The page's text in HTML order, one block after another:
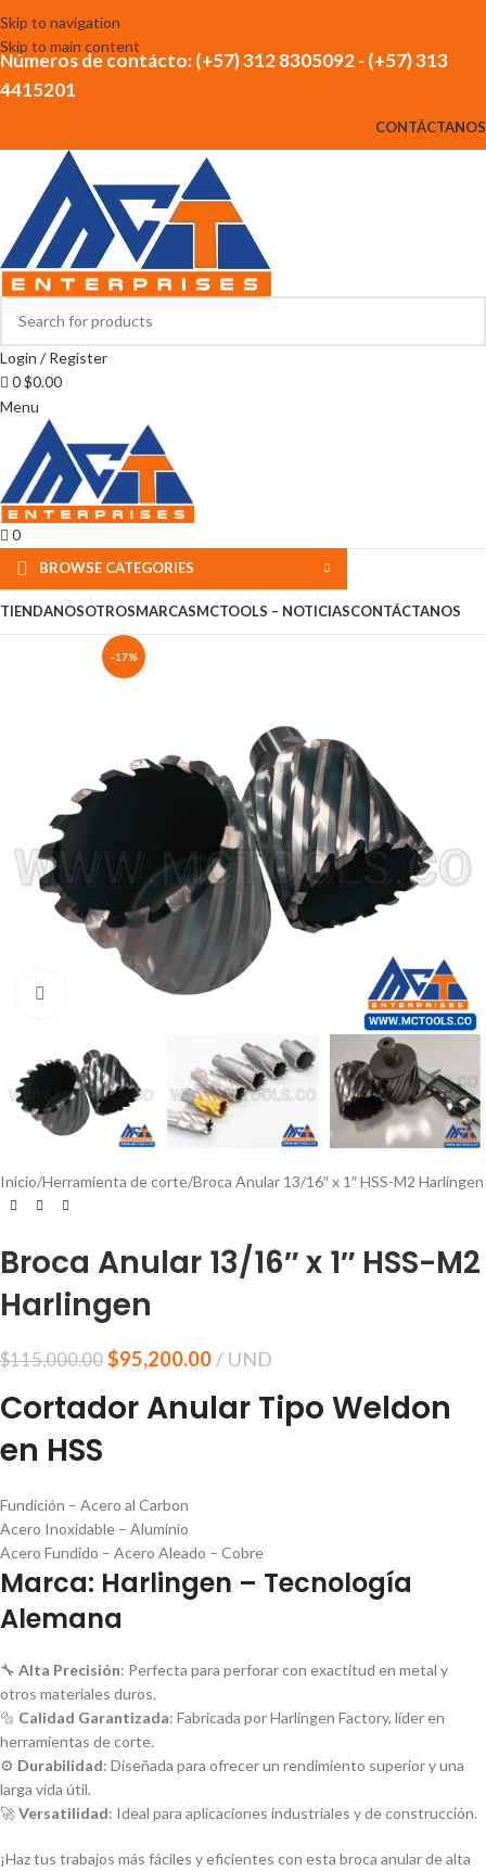
Skip to navigation
Skip to main content
Números de contácto: (+57) 312 8305092 - (+57) 313
4415201
CONTÁCTANOS
Login / Register
0$0.00
Menu
0
BROWSE CATEGORIES
TIENDANOSOTROSMARCASMCTOOLS – NOTICIASCONTÁCTANOS
-17%
Click to enlarge
Inicio Herramienta de corte Broca Anular 13/16″ x 1″ HSS-M2 Harlingen
Broca Anular 13/16″ x 1″ HSS-M2
Harlingen
$115,000.00 $95,200.00 UND
Cortador Anular Tipo Weldon
en HSS
Fundición – Acero al Carbon
Acero Inoxidable – Aluminio
Acero Fundido – Acero Aleado – Cobre
Marca: Harlingen – Tecnología
Alemana
🔧 Alta Precisión: Perfecta para perforar con exactitud en metal y
otros materiales duros.
🔩 Calidad Garantizada: Fabricada por Harlingen Factory, líder en
herramientas de corte.
⚙️ Durabilidad: Diseñada para ofrecer un rendimiento superior y una
larga vida útil.
🚀Versatilidad: Ideal para aplicaciones industriales y de construcción.
¡Haz tus trabajos más fáciles y eficientes con esta broca anular de alta